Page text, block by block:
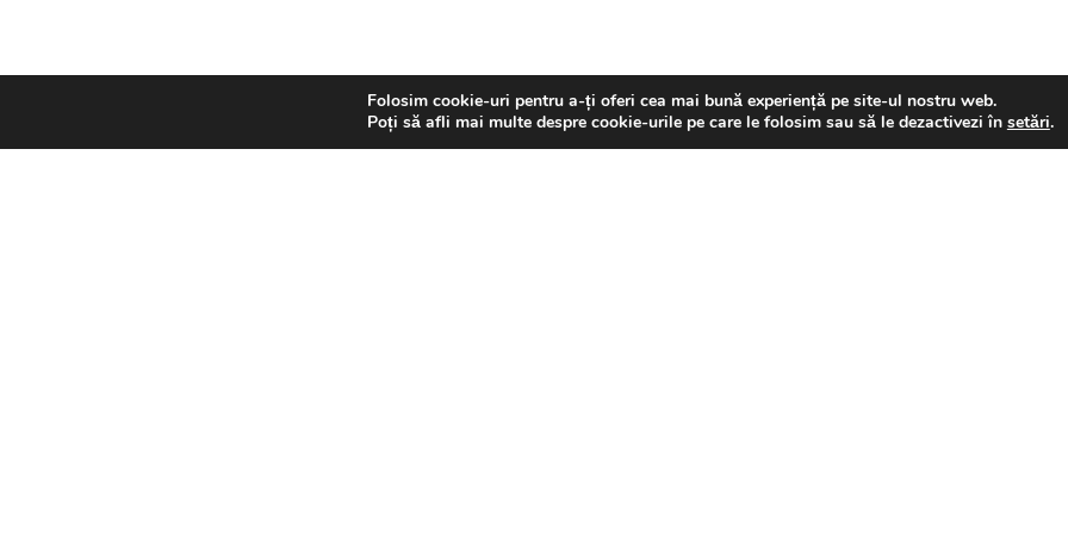
SRSN 2026. All rights reserved. | Dezvoltat de xhouse.roFolosim cookie-uri pentru a-ți oferi cea mai bună experiență pe site-ul nostru web.
Poți să afli mai multe despre cookie-urile pe care le folosim sau să le dezactivezi în setări.